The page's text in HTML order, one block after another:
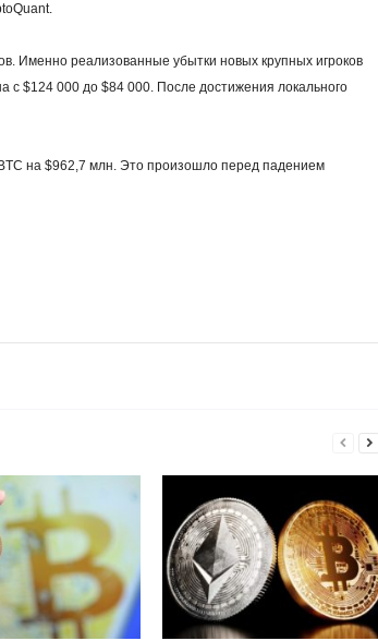
Именно реализованные убытки новых крупных игроков
$124 000 до $84 000. После достижения локального
на $962,7 млн. Это произошло перед падением